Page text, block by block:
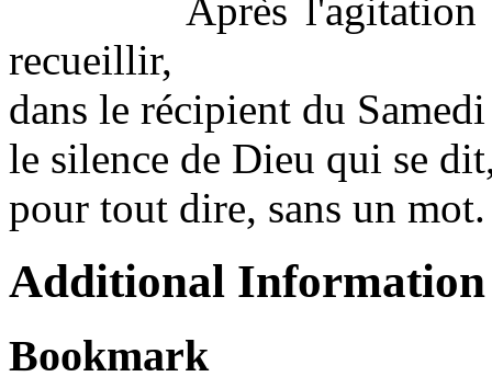
Après l'agitation du
recueillir,
dans le récipient du
le silence de Dieu qui se
pour tout dire, sans un mot.
Additional Information
Bookmark